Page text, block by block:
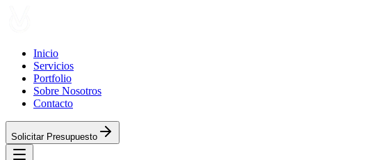
Inicio
Servicios
Portfolio
Sobre Nosotros
Contacto
Solicitar Presupuesto